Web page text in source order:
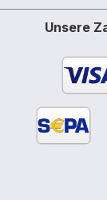
Unsere